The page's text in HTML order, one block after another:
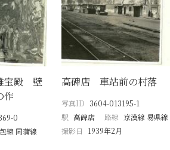
宝殿 壁
作
0
線 同蒲線
高碑店 車站前の村落
写真ID 3604-013195-1
駅 高碑店 路線 京漢線 易県線
撮影日
1939年2月